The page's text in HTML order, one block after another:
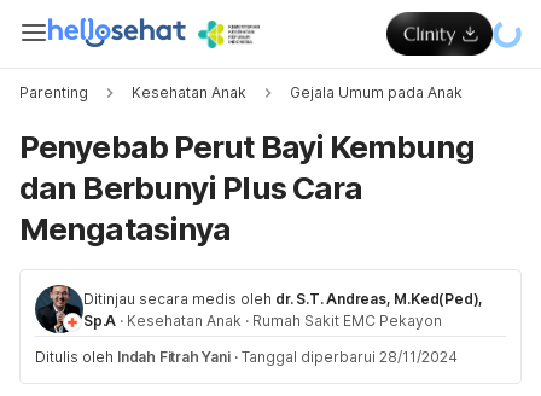
Parenting Kesehatan Anak Gejala Umum pada Anak
Penyebab Perut Bayi Kembung
dan Berbunyi Plus Cara
Mengatasinya
Ditinjau secara medis oleh dr. S.T. Andreas, M.Ked(Ped),
Sp.A · Kesehatan Anak · Rumah Sakit EMC Pekayon
Ditulis oleh Indah Fitrah Yani · Tanggal diperbarui 28/11/2024